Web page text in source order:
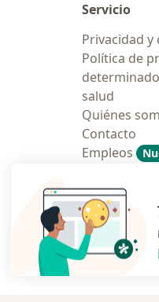
Servicio
Privacidad y
Política de
salud
Quiénes
Contacto
Empleos
Contratación